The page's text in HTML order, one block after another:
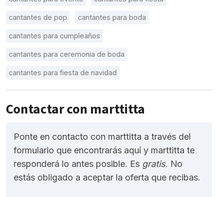
cantantes de pop cantantes para boda
cantantes para cumpleaños
cantantes para ceremonia de boda
cantantes para fiesta de navidad
Contactar con marttitta
Ponte en contacto con marttitta a través del
formulario que encontrarás aquí y marttitta te
responderá lo antes posible. Es gratis. No
estás obligado a aceptar la oferta que recibas.